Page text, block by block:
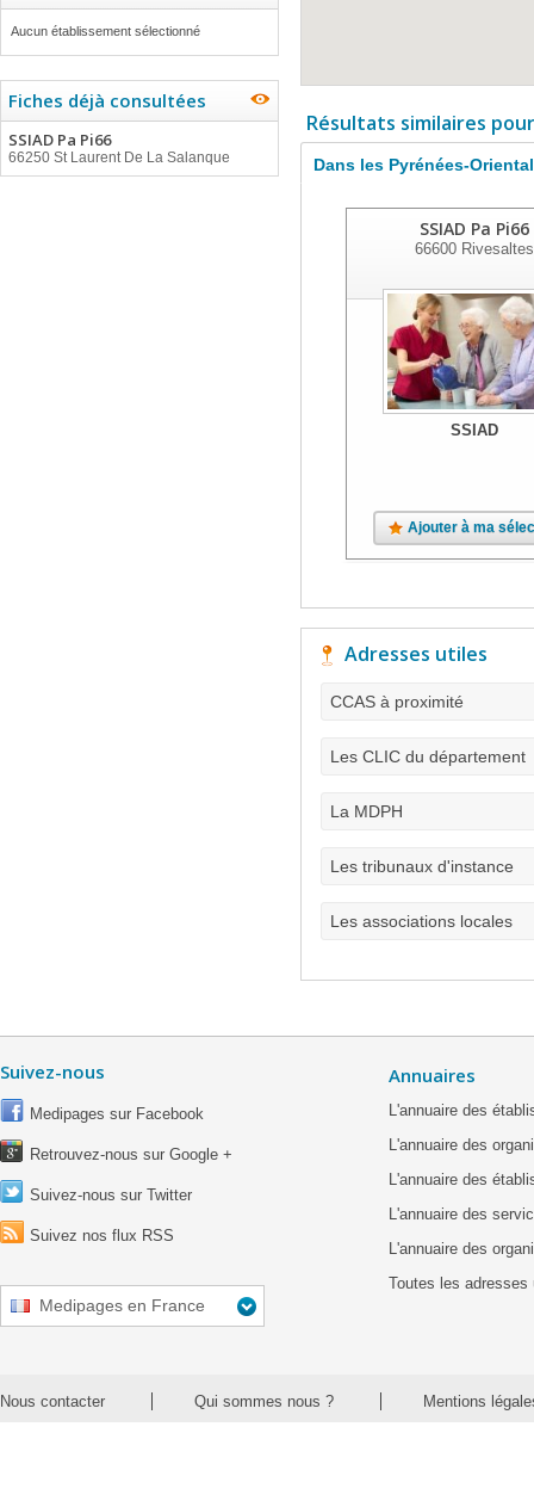
Aucun établissement sélectionné
Fiches déjà consultées
SSIAD Pa Pi66
66250 St Laurent De La Salanque
Résultats similaires
Dans les Pyrénées-
SSIAD Pa Pi66
66600Rivesaltes
SSIAD
Ajouter à ma
Adresses utiles
CCAS à proximité
Les CLIC du département
La MDPH
Les tribunaux d'instance
Les associations locales
Suivez-nous
Medipages sur Facebook
Retrouvez-nous sur Google +
Suivez-nous sur Twitter
Suivez nos flux RSS
Medipages en France
Annuaires
L'annuaire des
L'annuaire des
L'annuaire des
L'annuaire des
L'annuaire des
Toutes les adresses
Nous contacter Qui sommes nous ? Mentions